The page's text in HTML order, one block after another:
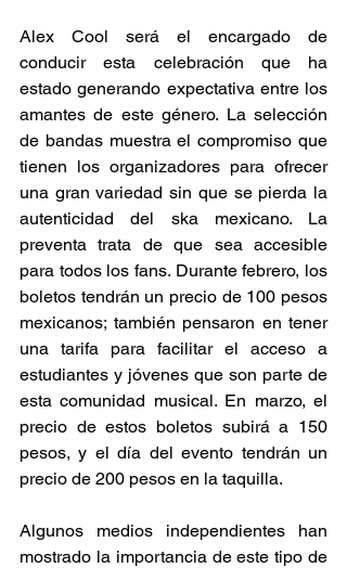
Alex Cool será el encargado de
conducir esta celebración que ha
estado generando expectativa entre los
amantes de este género. La selección
de bandas muestra el compromiso que
tienen los organizadores para ofrecer
una gran variedad sin que se pierda la
autenticidad del ska mexicano. La
preventa trata de que sea accesible
para todos los fans. Durante febrero, los
boletos tendrán un precio de 100 pesos
mexicanos; también pensaron en tener
una tarifa para facilitar el acceso a
estudiantes y jóvenes que son parte de
esta comunidad musical. En marzo, el
precio de estos boletos subirá a 150
pesos, y el día del evento tendrán un
precio de 200 pesos en la taquilla.
Algunos medios independientes han
mostrado la importancia de este tipo de